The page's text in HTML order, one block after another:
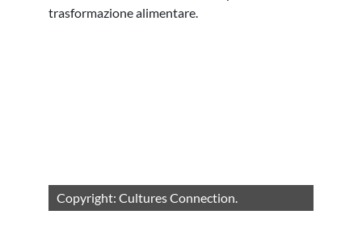
trasformazione alimentare.
Copyright: Cultures Connection.